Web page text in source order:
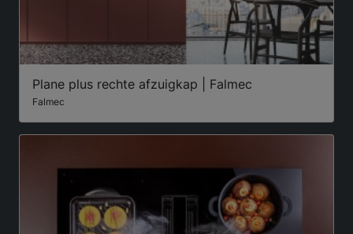
Plane plus rechte afzuigkap | Falmec
Falmec